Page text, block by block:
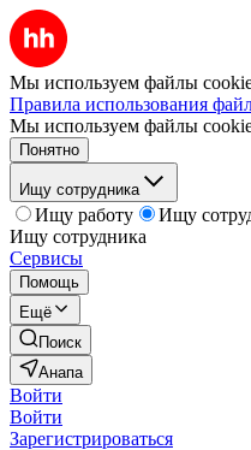
Мы используем файлы
Правила использования
Мы используем файлы
Понятно
Ищу сотрудника
Ищу работу
Ищу
Ищу сотрудника
Сервисы
Помощь
Ещё
Поиск
Анапа
Войти
Войти
Зарегистрироваться